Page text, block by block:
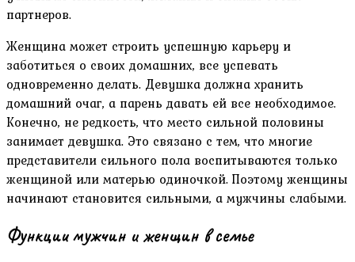
партнеров.
Женщина может строить успешную карьеру и
заботиться о своих домашних, все успевать
одновременно делать. Девушка должна хранить
домашний очаг, а парень давать ей все необходимое.
Конечно, не редкость, что место сильной половины
занимает девушка. Это связано с тем, что многие
представители сильного пола воспитываются только
женщиной или матерью одиночкой. Поэтому женщины
начинают становится сильными, а мужчины слабыми.
Функции мужчин и женщин в семье